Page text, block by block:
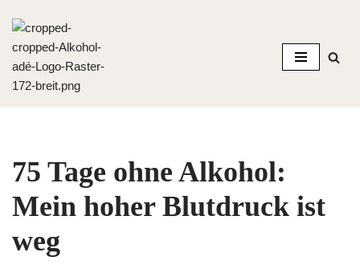
Zum
Inhalt
springen
75 Tage ohne Alkohol:
Mein hoher Blutdruck ist
weg